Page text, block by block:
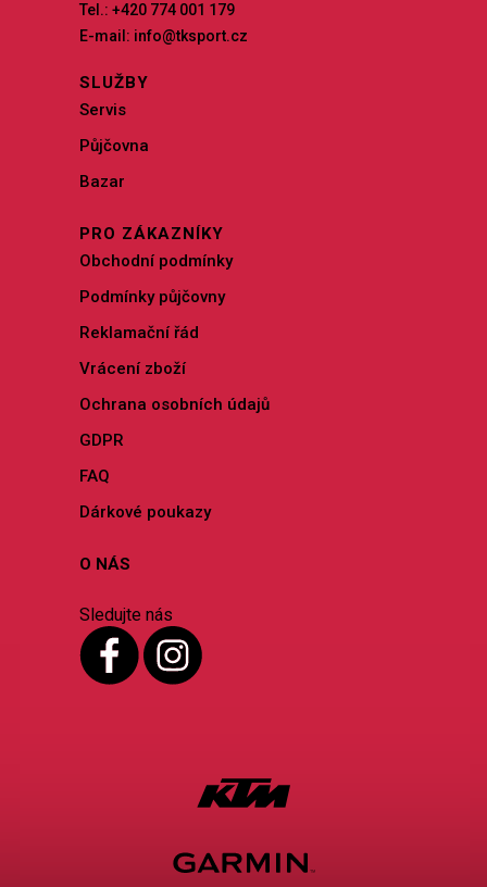
Tel.: +420 774 001 179
E-mail: info@tksport.cz
SLUŽBY
Servis
Půjčovna
Bazar
PRO ZÁKAZNÍKY
Obchodní podmínky
Podmínky půjčovny
Reklamační řád
Vrácení zboží
Ochrana osobních údajů
GDPR
FAQ
Dárkové poukazy
O NÁS
Sledujte nás